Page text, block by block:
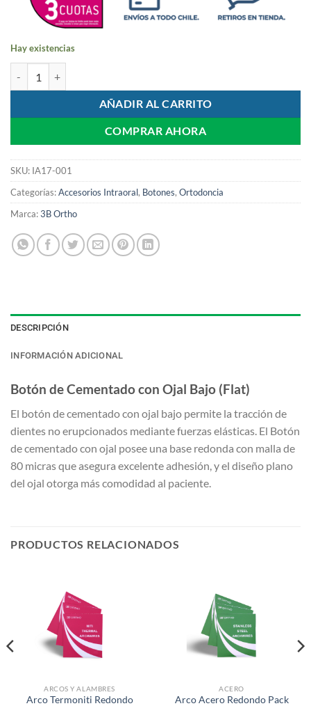
Hay existencias
AÑADIR AL CARRITO
COMPRAR AHORA
SKU: IA17-001
Categorías:Accesorios Intraoral, Botones, Ortodoncia
Marca:3B Ortho
DESCRIPCIÓN
INFORMACIÓN ADICIONAL
Botón de Cementado con Ojal Bajo (Flat)
El botón de cementado con ojal bajo permite la tracción de
dientes no erupcionados mediante fuerzas elásticas. El Botón
de cementado con ojal posee una base redonda con malla de
80 micras que asegura excelente adhesión, y el diseño plano
del ojal otorga más comodidad al paciente.
PRODUCTOS RELACIONADOS
ARCOS Y ALAMBRES
Arco Termoniti Redondo
ACERO
Arco Acero Redondo Pack